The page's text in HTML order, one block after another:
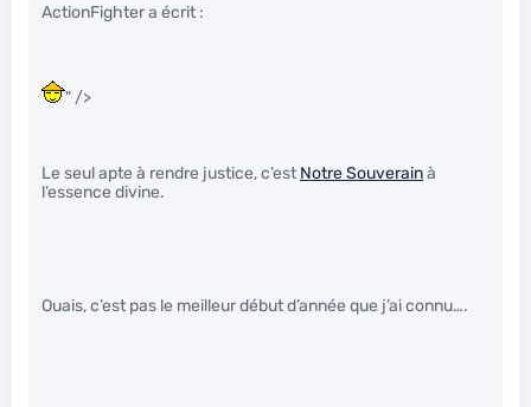
ActionFighter a écrit :
" />
Le seul apte à rendre justice, c’est Notre Souverainà
l’essence divine.
Ouais, c’est pas le meilleur début d’année que j’ai connu….